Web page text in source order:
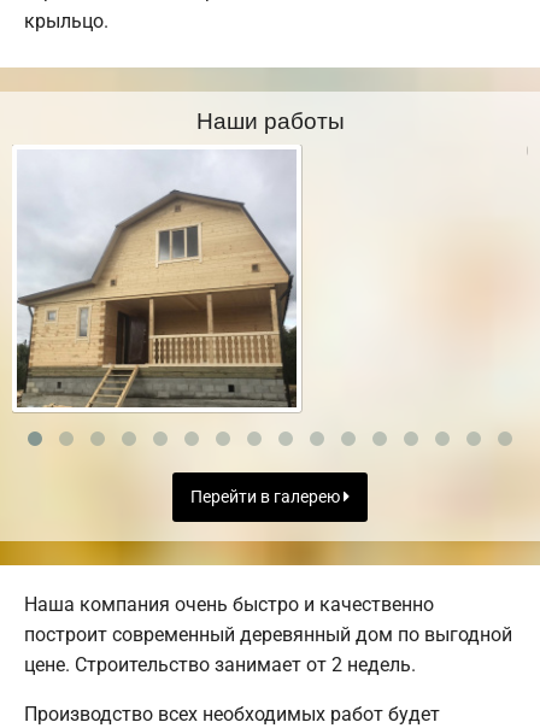
крыльцо.
Наши работы
Перейти в галерею
Наша компания очень быстро и качественно
построит современный деревянный дом по выгодной
цене. Строительство занимает от 2 недель.
Производство всех необходимых работ будет